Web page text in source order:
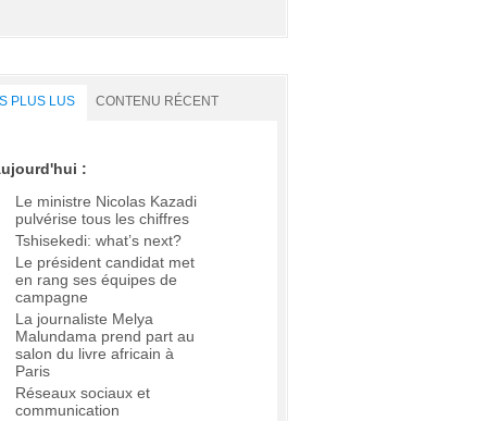
PLUS LUS CONTENU RÉCENT
:
Le ministre Nicolas Kazadi
pulvérise tous les chiffres
Tshisekedi: what’s next?
Le président candidat met
en rang ses équipes de
campagne
La journaliste Melya
Malundama prend part au
salon du livre africain à
Paris
Réseaux sociaux et
communication